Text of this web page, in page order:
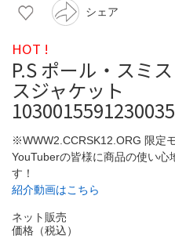
シェア
HOT !
P.S ポール・スミ
スジャケット
※WWW2.CCRSK12.ORG 限定
YouTuberの皆様に商品の使い心
す！
紹介動画はこちら
ネット販売
価格（税込）